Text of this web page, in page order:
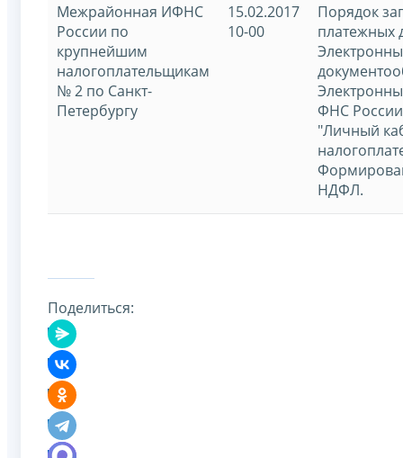
Межрайонная ИФНС
России по
крупнейшим
налогоплательщикам
№ 2 по Санкт-
Петербургу
15.02.2017
10-00
Порядок
платежных
ФНС
"Личный
НДФЛ.
Поделиться: